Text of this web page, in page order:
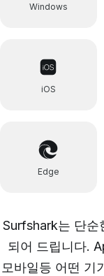
Windows
iOS
Edge
Surfshark는 단순
되어 드립니다.
모바일등 어떤 기